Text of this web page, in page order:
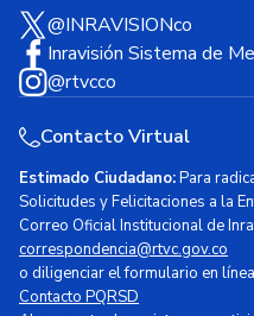
@INRAVISIONco
Inravisión Sistema de
@rtvcco
Contacto Virtual
Estimado Ciudadano:Para
Solicitudes y Felicitaciones a la
Correo Oficial Institucional de
correspondencia@rtvc.gov.co
o diligenciar el formulario en
Contacto PQRSD